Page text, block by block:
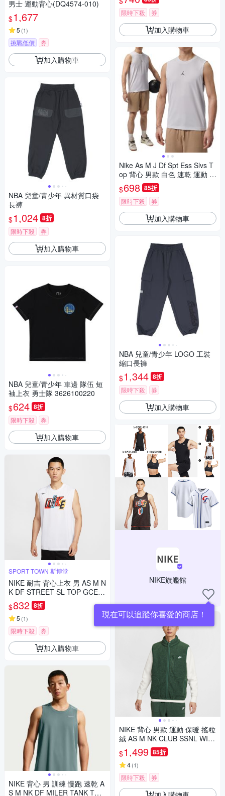
男士 運動背心(DQ4574-010)
$1,677
5 (1)
挑戰低價 券
加入購物車
NBA 兒童/青少年 異材質口袋
長褲
$1,024 8折
限時下殺 券
加入購物車
NBA 兒童/青少年 車邊 隊伍 短
袖上衣 勇士隊 3626100220
$624 8折
限時下殺 券
加入購物車
SPORT TOWN 斯博堂
NIKE 耐吉 背心上衣 男 AS M N
K DF STREET SL TOP GCEL I
H9264100
$832 8折
5 (1)
限時下殺 券
加入購物車
NIKE 背心 男 訓練 慢跑 速乾 A
S M NK DF MILER TANK TOP
限時下殺 券
加入購物車
Nike As M J Df Spt Ess Slvs T
op 背心 男款 白色 速乾 運動 IF
0890-100
$698 85折
限時下殺 券
加入購物車
NBA 兒童/青少年 LOGO 工裝
縮口長褲
$1,344 8折
限時下殺 券
加入購物車
NIKE旗艦館
現在可以追蹤你喜愛的商店！
NIKE 背心 男款 運動 保暖 搖粒
絨 AS M NK CLUB SSNL WIN
TERIZED V 綠 FZ0895-323
$1,499 85折
4(1)
限時下殺 券